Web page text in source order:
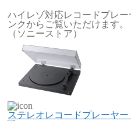
ハイレゾ対応レコードプレ
ンクからご覧いただけます。
（ソニーストア）
ステレオレコードプレーヤー